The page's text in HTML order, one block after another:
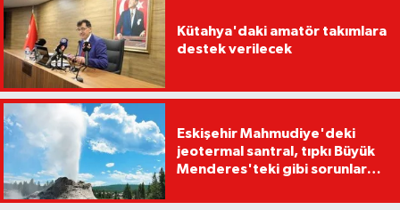
Kütahya'daki amatör takımlara
destek verilecek
Eskişehir Mahmudiye'deki
jeotermal santral, tıpkı Büyük
Menderes'teki gibi sorunlara